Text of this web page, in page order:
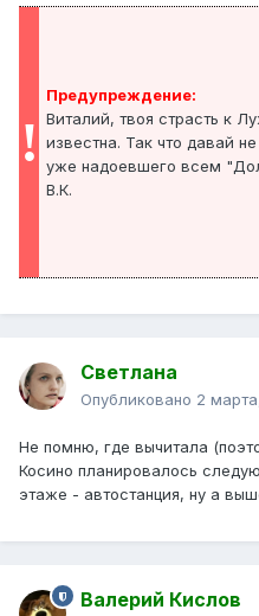
!
Предупреждение:
Виталий, твоя страсть к
известна. Так что давай
уже надоевшего всем
В.К.
Светлана
Опубликовано 2
Не помню, где вычитала
Косино планировалось
этаже - автостанция, ну а
Валерий Кислов